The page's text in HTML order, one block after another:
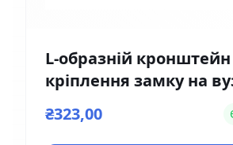
L-образній
кріплення замку на
₴323,00